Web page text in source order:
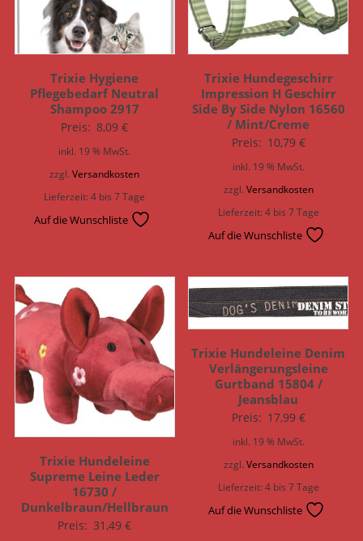
Trixie Hygiene
Pflegebedarf Neutral
Shampoo 2917
Preis: 8,09€
inkl. 19 % MwSt.
zzgl.Versandkosten
Lieferzeit:4 bis 7 Tage
Auf die Wunschliste
Trixie Hundegeschirr
Impression H Geschirr
Side By Side Nylon 16560
/ Mint/Creme
Preis: 10,79 €
inkl. 19 % MwSt.
zzgl. Versandkosten
Lieferzeit:4 bis 7 Tage
Auf die Wunschliste
Trixie Hundeleine
Supreme Leine Leder
16730 /
Dunkelbraun/Hellbraun
Preis: 31,49€
Trixie Hundeleine Denim
Verlängerungsleine
Gurtband 15804 /
Jeansblau
Preis: 17,99 €
inkl. 19 % MwSt.
zzgl. Versandkosten
Lieferzeit:4 bis 7 Tage
Auf die Wunschliste